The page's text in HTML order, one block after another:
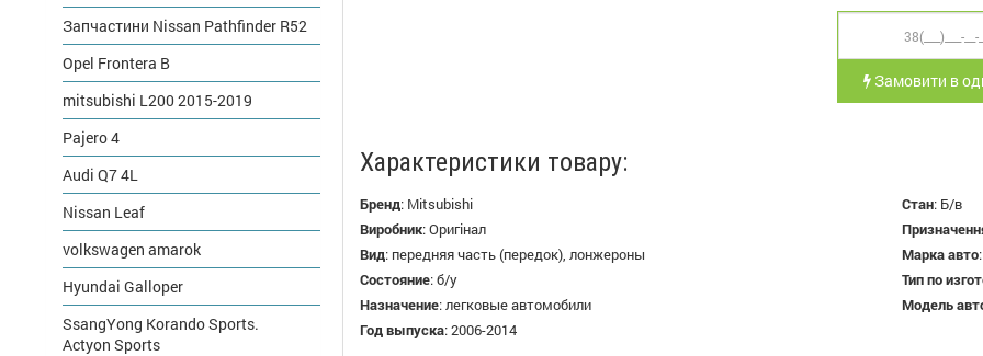
Замовити в
Характеристики товару:
Бренд: Mitsubishi Стан: Б/в
Виробник:Оригінал
Вид: передняя часть (передок), лонжероны Марка авто:
Состояние:б/у Тип по
Назначение:легковые автомобили Модель
Год выпуска:2006-2014
Запчастини Nissan Pathfinder R52
Opel Frontera B
mitsubishi L200 2015-2019
Pajero 4
Audi Q7 4L
Nissan Leaf
volkswagen amarok
Hyundai Galloper
SsangYong Korando Sports.
Actyon Sports